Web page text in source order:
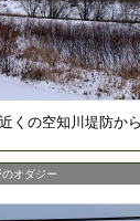
くの空知川堤防から
オダジー